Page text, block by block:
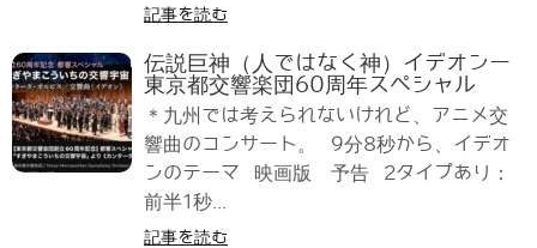
記事を読む
伝説巨神（人ではなく神）イデオンー
東京都交響楽団60周年スペシャル
＊九州では考えられないけれど、アニメ交
響曲のコンサート。 9分8秒から、イデオ
ンのテーマ 映画版 予告 2タイプあり：
前半1秒...
記事を読む